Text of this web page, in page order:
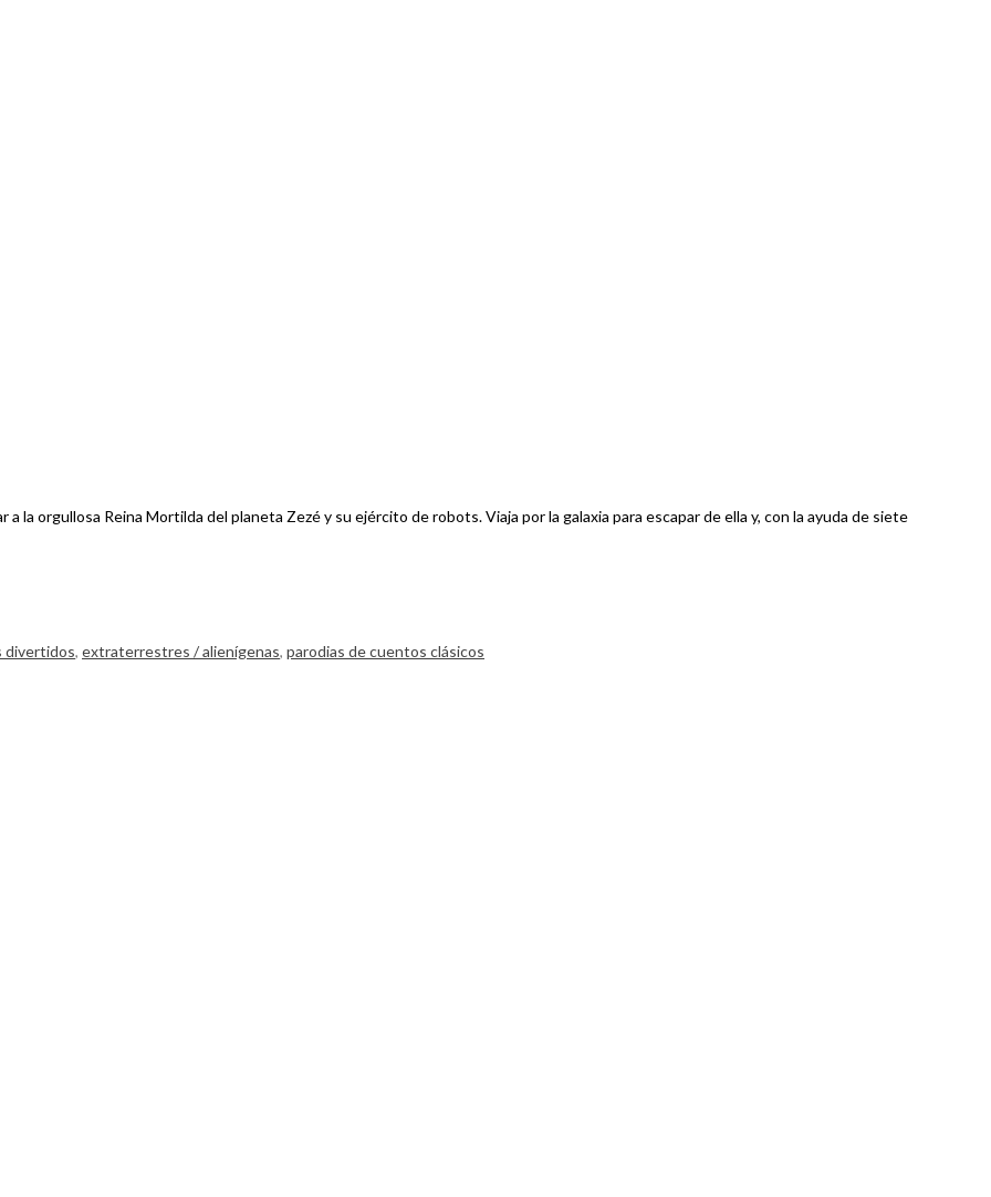
la orgullosa Reina Mortilda del planeta Zezé y su ejército de robots. Viaja por la galaxia para escapar de ella y, con la ayuda de siete
divertidos, extraterrestres / alienígenas, parodias de cuentos clásicos